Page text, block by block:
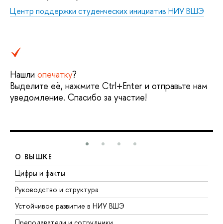
Центр поддержки студенческих инициатив НИУ ВШЭ
Нашли опечатку?
Выделите её, нажмите Ctrl+Enter и отправьте нам
уведомление. Спасибо за участие!
О ВЫШКЕ
Цифры и факты
Руководство и структура
Устойчивое развитие в НИУ ВШЭ